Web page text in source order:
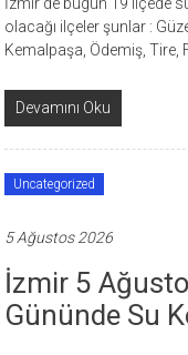
olacağı ilçeler şunlar :
Kemalpaşa, Ödemiş, Tire,
Devamını Oku
Uncategorized
5 Ağustos 2026
İzmir 5
Gününde Su